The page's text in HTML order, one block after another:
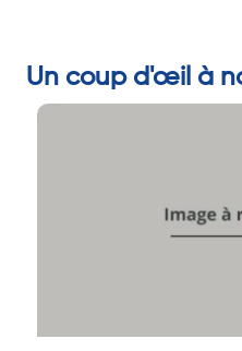
Un coup d'œil à